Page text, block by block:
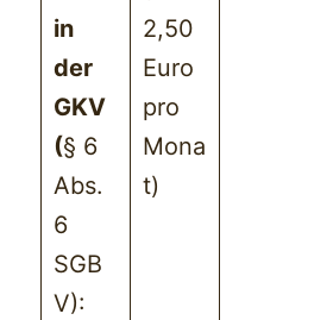
in
der
GKV
(§ 6
Abs.
6
SGB
V):
2,50
Euro
pro
Mona
t)